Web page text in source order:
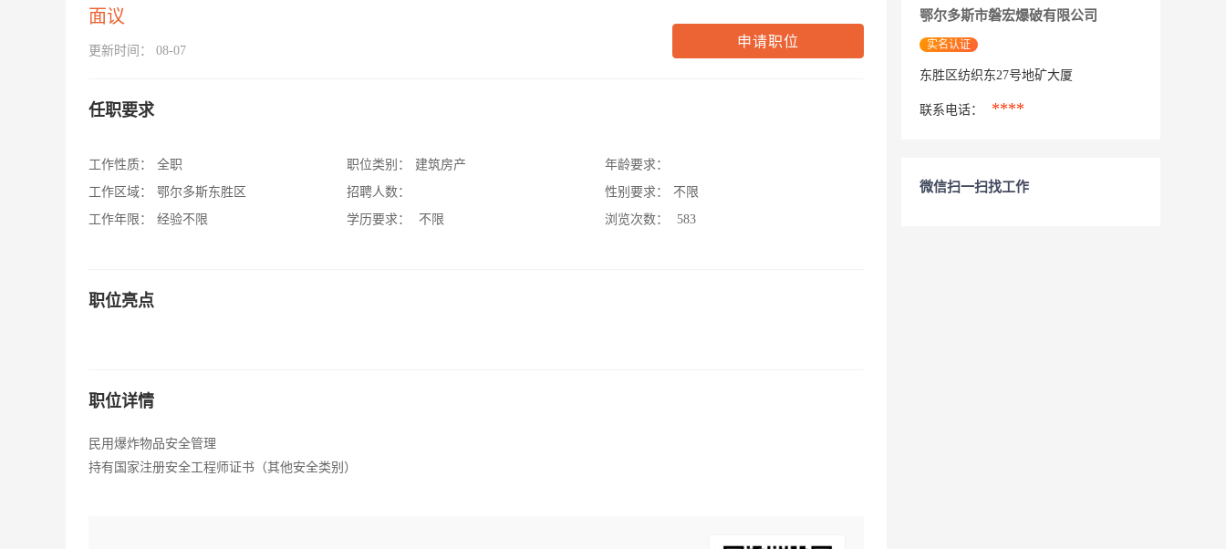
面议
更新时间： 08-07
申请职位
任职要求
工作性质：
全职
工作区域：
鄂尔多斯东胜区
工作年限：
经验不限
职位类别：
建筑房产
招聘人数：
学历要求：
不限
年龄要求：
性别要求：
不限
浏览次数：
583
职位亮点
职位详情
民用爆炸物品安全管理
持有国家注册安全工程师证书（其他安全类别）
鄂尔多斯市磐宏爆破有限公司
实名认证
东胜区纺织东27号地矿大厦
联系电话： ****
微信扫一扫找工作